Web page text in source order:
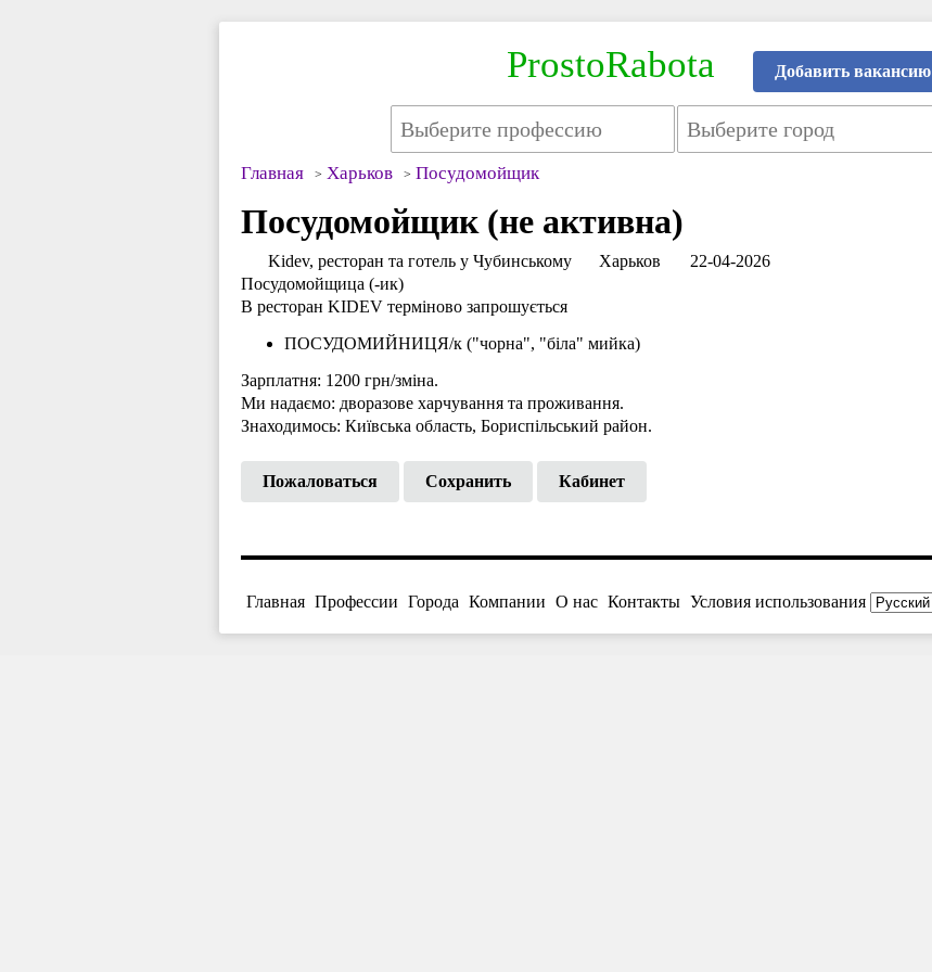
ProstoRabota Добавить вакансию
Главная Харьков Посудомойщик
Посудомойщик (не активна)
Kidev, ресторан та готель у Чубинському Харьков
22-04-2026
Посудомойщица (-ик)
В ресторан KIDEV терміново запрошується
ПОСУДОМИЙНИЦЯ/к ("чорна", "біла" мийка)
Зарплатня: 1200 грн/зміна.
Ми надаємо: дворазове харчування та проживання.
Знаходимось: Київська область, Бориспільський район.
Пожаловаться Сохранить Кабинет
Главная Профессии Города Компании О нас Контакты Условия использования